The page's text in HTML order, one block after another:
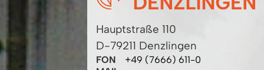
Hauptstraße 110
D-79211 Denzlingen
FON
+49 (7666) 611-0